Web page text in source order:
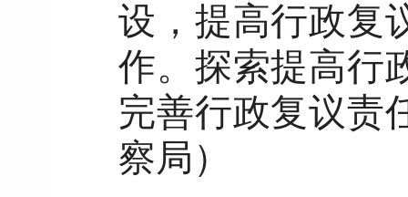
设，提高行政复
作。探索提高行
完善行政复议责
察局）